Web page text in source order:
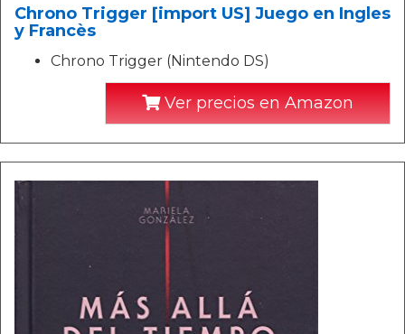
Chrono Trigger [import US] Juego en Ingles
y Francès
Chrono Trigger (Nintendo DS)
Ver precios en Amazon